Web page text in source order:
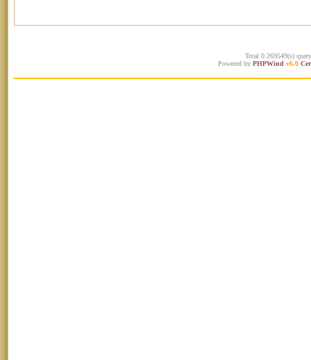
Total 0.269549(s)
Powered by PHPWind v6.0